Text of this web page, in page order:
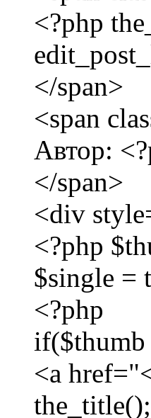
<?php
</span>
<span
Автор:
</span>
<div
<?php
$single =
<?php
<a